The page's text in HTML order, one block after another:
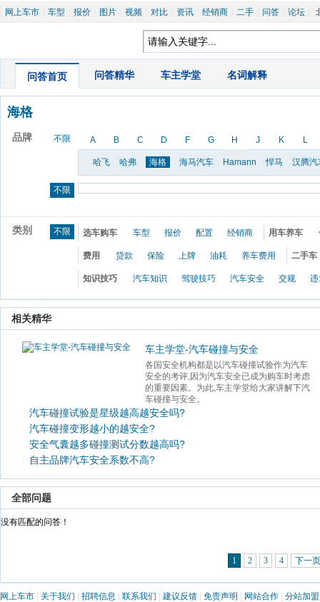
网上车市 车型 报价 图片 视频 对比 资讯 经销商 二手 问答 论坛
问答首页 问答精华 车主学堂 名词解释
海格
品牌 不限 A B C D F G H J K L
哈飞 哈弗 海格 海马汽车 Hamann 悍马 汉腾汽
不限
类别 不限 选车购车 车型 报价 配置 经销商 用车养车
费用 贷款 保险 上牌 油耗 养车费用 二手车
知识技巧 汽车知识 驾驶技巧 汽车安全 交规 违
相关精华
车主学堂-汽车碰撞与安全
各国安全机构都是以汽车碰撞试验作为汽车
安全的考评,因为汽车安全已成为购车时考虑
的重要因素。为此,车主学堂给大家讲解下汽
车碰撞与安全。
汽车碰撞试验是星级越高越安全吗?
汽车碰撞变形越小的越安全?
安全气囊越多碰撞测试分数越高吗?
自主品牌汽车安全系数不高?
全部问题
没有匹配的问答！
1 2 3 4 下一页
网上车市 关于我们 招聘信息 联系我们 建议反馈 免责声明 网站合作
分站加盟